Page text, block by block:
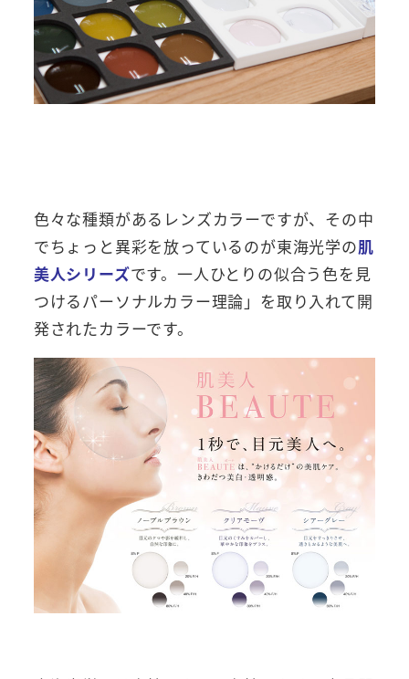
色々な種類があるレンズカラーですが、その中
でちょっと異彩を放っているのが東海光学の肌
美人シリーズです。一人ひとりの似合う色を見
つけるパーソナルカラー理論」を取り入れて開
発されたカラーです。